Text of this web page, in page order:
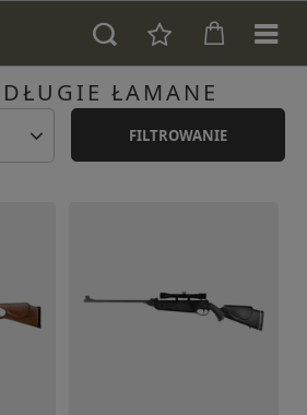
ŁAMANE
FILTROWANIE